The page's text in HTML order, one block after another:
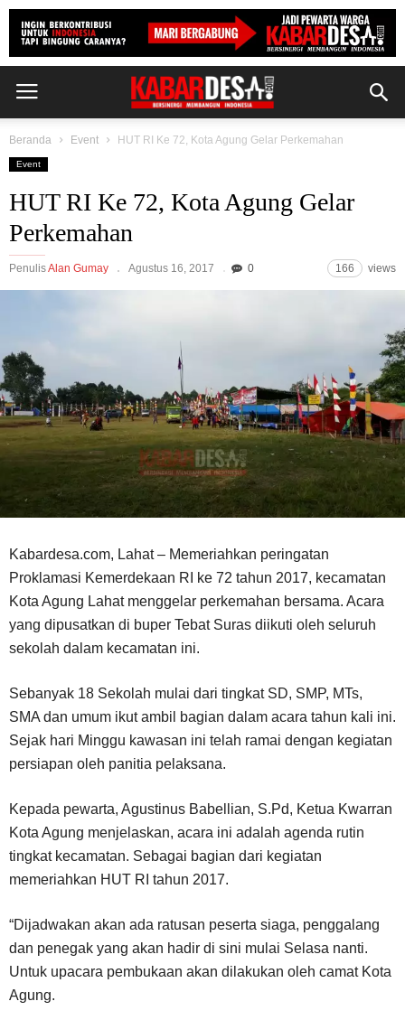
Beranda Event HUT RI Ke 72, Kota Agung Gelar Perkemahan
Event
HUT RI Ke 72, Kota Agung Gelar
Perkemahan
PenulisAlan Gumay Agustus 16, 2017 0 166 views
Kabardesa.com, Lahat – Memeriahkan peringatan
Proklamasi Kemerdekaan RI ke 72 tahun 2017, kecamatan
Kota Agung Lahat menggelar perkemahan bersama. Acara
yang dipusatkan di buper Tebat Suras diikuti oleh seluruh
sekolah dalam kecamatan ini.
Sebanyak 18 Sekolah mulai dari tingkat SD, SMP, MTs,
SMA dan umum ikut ambil bagian dalam acara tahun kali ini.
Sejak hari Minggu kawasan ini telah ramai dengan kegiatan
persiapan oleh panitia pelaksana.
Kepada pewarta, Agustinus Babellian, S.Pd, Ketua Kwarran
Kota Agung menjelaskan, acara ini adalah agenda rutin
tingkat kecamatan. Sebagai bagian dari kegiatan
memeriahkan HUT RI tahun 2017.
“Dijadwakan akan ada ratusan peserta siaga, penggalang
dan penegak yang akan hadir di sini mulai Selasa nanti.
Untuk upacara pembukaan akan dilakukan oleh camat Kota
Agung.